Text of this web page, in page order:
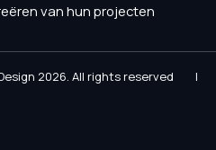
van hun projecten
2026. All rights reserved |